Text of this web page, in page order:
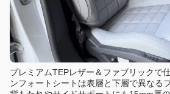
プレミアムTEPレザー＆ファブリックで
ンフォートシートは表層と下層で異なる